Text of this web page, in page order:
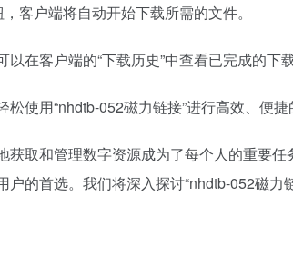
客户端将自动开始下载所需的文件。
在客户端的“下载历史”中查看已完成的下载
使用“nhdtb-052磁力链接”进行高效、便捷
取和管理数字资源成为了每个人的重要任
户的首选。我们将深入探讨“nhdtb-052磁